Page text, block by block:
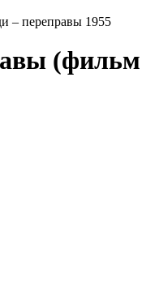
– переправы 1955
(фильм